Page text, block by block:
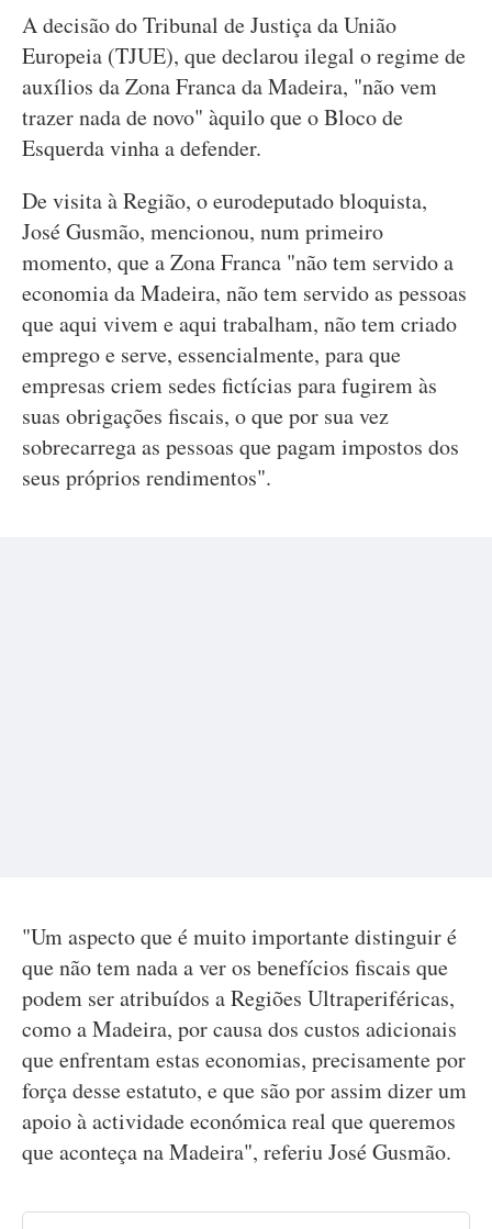
A decisão do Tribunal de Justiça da União
Europeia (TJUE), que declarou ilegal o regime de
auxílios da Zona Franca da Madeira, "não vem
trazer nada de novo" àquilo que o Bloco de
Esquerda vinha a defender.
De visita à Região, o eurodeputado bloquista,
José Gusmão, mencionou, num primeiro
momento, que a Zona Franca "não tem servido a
economia da Madeira, não tem servido as pessoas
que aqui vivem e aqui trabalham, não tem criado
emprego e serve, essencialmente, para que
empresas criem sedes fictícias para fugirem às
suas obrigações fiscais, o que por sua vez
sobrecarrega as pessoas que pagam impostos dos
seus próprios rendimentos".
"Um aspecto que é muito importante distinguir é
que não tem nada a ver os benefícios fiscais que
podem ser atribuídos a Regiões Ultraperiféricas,
como a Madeira, por causa dos custos adicionais
que enfrentam estas economias, precisamente por
força desse estatuto, e que são por assim dizer um
apoio à actividade económica real que queremos
que aconteça na Madeira", referiu José Gusmão.